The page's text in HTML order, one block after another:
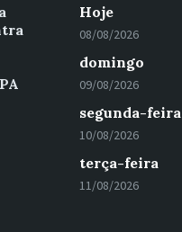
Hoje
08/08/2026
domingo
09/08/2026
segunda-feira
10/08/2026
terça-feira
11/08/2026